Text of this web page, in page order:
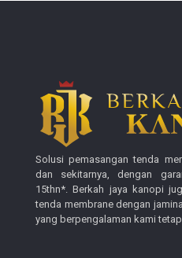
Solusi pemasangan tenda
dan sekitarnya, dengan
15thn*. Berkah jaya kanopi
tenda membrane dengan
yang berpengalaman kami